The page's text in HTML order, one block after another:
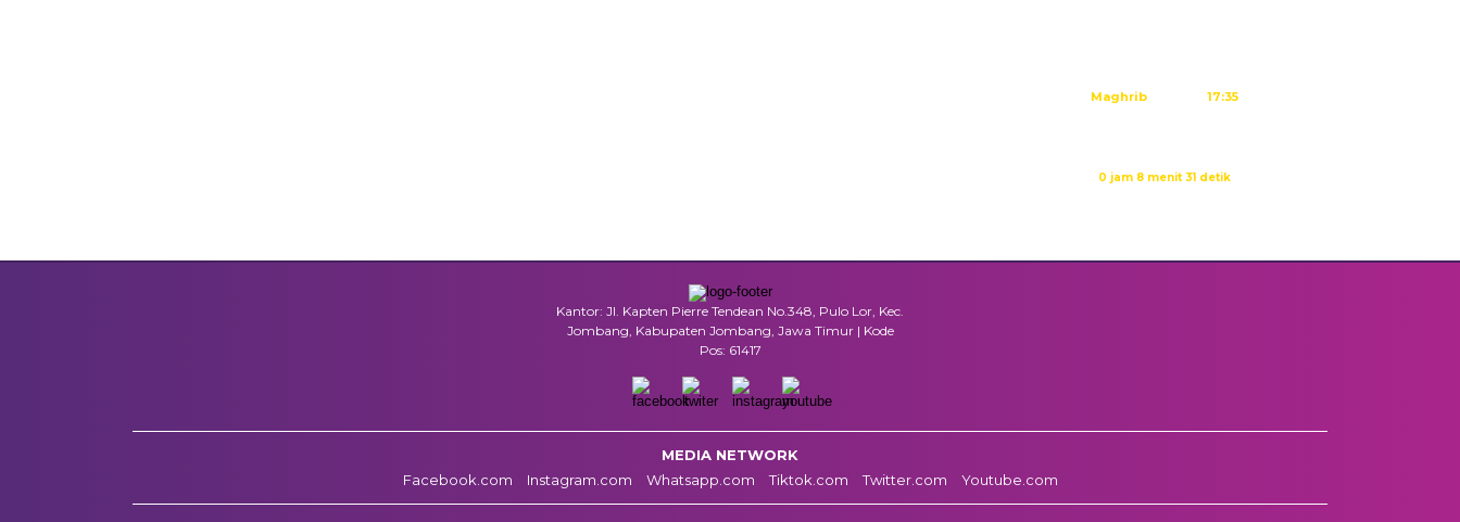
Maghrib 17:35
0 jam 8 menit 30 detik
Kantor: Jl. Kapten Pierre Tendean No.348, Pulo Lor, Kec.
Jombang, Kabupaten Jombang, Jawa Timur | Kode
Pos: 61417
MEDIA NETWORK
Facebook.com
Instagram.com Whatsapp.com Tiktok.com Twitter.com Youtube.com